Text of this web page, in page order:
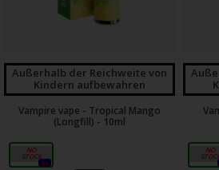
Außerhalb der Reichweite von
Kindern aufbewahren
Vampire vape - Tropical Mango
(Longfill) - 10ml
14ml
0x